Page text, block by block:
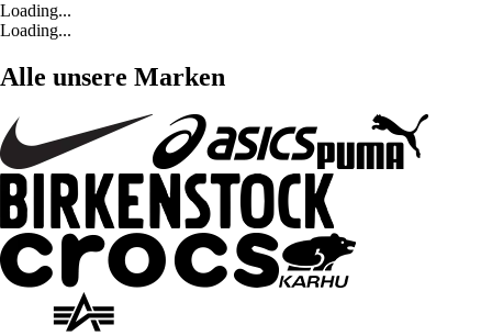
Loading...
Loading...
Alle unsere Marken